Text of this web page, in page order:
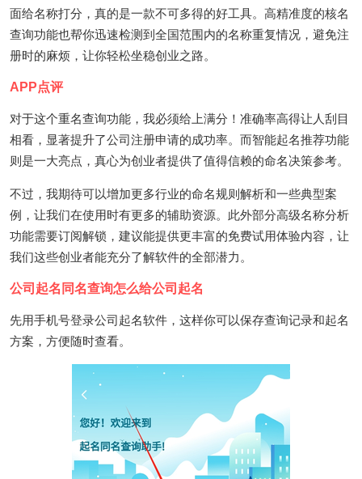
面给名称打分，真的是一款不可多得的好工具。高精准度的核名
查询功能也帮你迅速检测到全国范围内的名称重复情况，避免注
册时的麻烦，让你轻松坐稳创业之路。
APP点评
对于这个重名查询功能，我必须给上满分！准确率高得让人刮目
相看，显著提升了公司注册申请的成功率。而智能起名推荐功能
则是一大亮点，真心为创业者提供了值得信赖的命名决策参考。
不过，我期待可以增加更多行业的命名规则解析和一些典型案
例，让我们在使用时有更多的辅助资源。此外部分高级名称分析
功能需要订阅解锁，建议能提供更丰富的免费试用体验内容，让
我们这些创业者能充分了解软件的全部潜力。
公司起名同名查询怎么给公司起名
先用手机号登录公司起名软件，这样你可以保存查询记录和起名
方案，方便随时查看。